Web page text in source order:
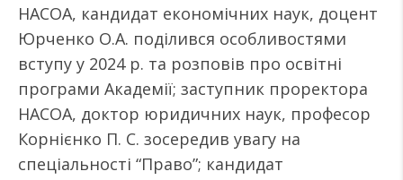
НАСОА, кандидат економічних наук, доцент
Юрченко О.А. поділився особливостями
вступу у 2024 р. та розповів про освітні
програми Академії; заступник проректора
НАСОА, доктор юридичних наук, професор
Корнієнко П. С. зосередив увагу на
спеціальності “Право”; кандидат